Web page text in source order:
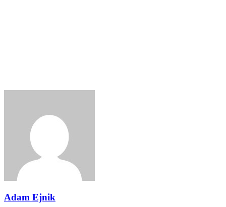
Adam Ejnik